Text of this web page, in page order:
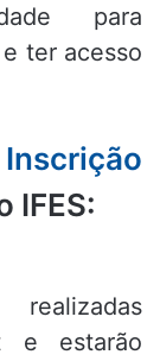
para
ter acesso
Inscrição
IFES:
e estarão